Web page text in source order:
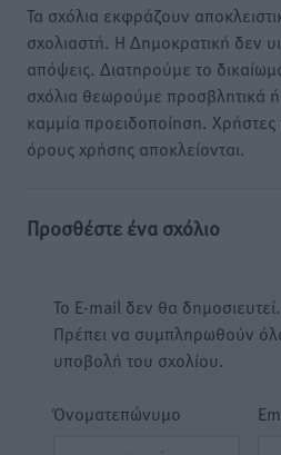
Τα σχόλια εκφράζουν
σχολιαστή. Η Δημοκρατική δεν
απόψεις. Διατηρούμε το
σχόλια θεωρούμε προσβλητικά
καμμία προειδοποίηση.
όρους χρήσης αποκλείονται.
Προσθέστε ένα σχόλιο
Το E-mail δεν θα δημοσιευτεί.
Πρέπει να συμπληρωθούν
υποβολή του σχολίου.
Όνοματεπώνυμο